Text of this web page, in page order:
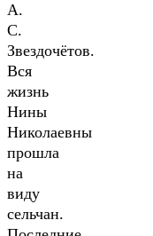
А.
С.
Звездочётов.
Вся
жизнь
Нины
Николаевны
прошла
на
виду
сельчан.